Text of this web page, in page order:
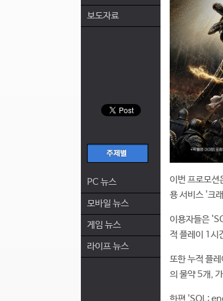
보도자료
PC 뉴스
모바일 뉴스
게임 뉴스
라이프 뉴스
이번 프로모션
용 서비스 '크
이용자들은
적 플레이 1시
또한 누적 플
의 물약 5개,